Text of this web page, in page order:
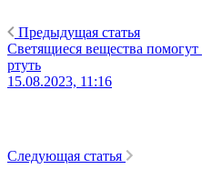
Предыдущая статья
Светящиеся вещества помогут
ртуть
15.08.2023, 11:16
Следующая статья